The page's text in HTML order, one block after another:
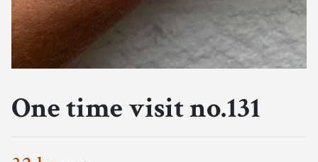
One time visit no.131